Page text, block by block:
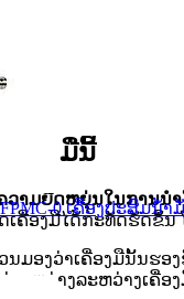
ຄື່ອງມືນີ້
ວາມຍືດຫຍຸ່ນໃນການນ
ຄື່ອງມືໄດ້ກະທັດຮັດຂຶ້ນ
ວນມອງວ່າເຄື່ອງມືນັ້ນ
ອງຫວ່າງລະຫວ່າງເຄື່ອ
FPMC-0 ເຄື່ອງປະສົມນໍ້າ